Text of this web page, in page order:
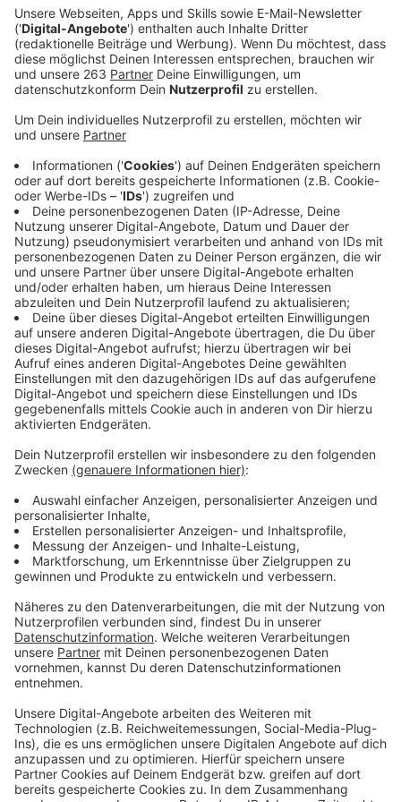
Anzeige
Ariana Grande und Justin Bieber. Zwei der
erfolgreichsten Musiker der vergangenen Dekade
getan und den Song "Stuck With U" produziert. Die
riesige Reichweite nutzen beide dabei, alle Erlöse an
"First Responders Children's Foundation" zu spenden.
Dabei geht es um eine Organisation, die Kinder von
Eltern aus systemrelevanten Berufen Stipendien oder
Zuschüsse für die Bildung finanziert. Eine absolut tolle
Sache, die auch wir mit dem Teilen des Songs
unterstützen möchten.
Anzeige
Wir benötigen Ihre
Zustimmung, um den YouTube
Video-Service zu laden!
Wir verwenden einen Service eines
Drittanbieters, um Videoinhalte
einzubetten. Dieser Service kann
sammeln. Bitte lesen Sie die
Details durch und stimmen Sie der
Nutzung des Service zu, um dieses
Video anzusehen.
Mehr Informationen
Akzeptieren
powered byUsercentrics Consent
Ariana Grande feat. Justin Bieber - Stuck With U
(Official Video)
Anzeige